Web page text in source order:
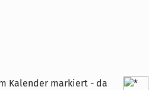
Kalender markiert - da